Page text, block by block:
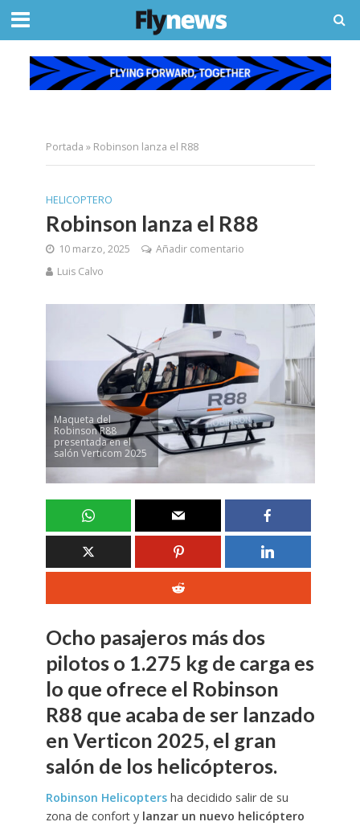
Portada » Robinson lanza el R88
HELICOPTERO
Robinson lanza el R88
10 marzo, 2025
Añadir comentario
Luis Calvo
Maqueta del
Robinson R88
presentada en el
salón Verticom 2025
Ocho pasajeros más dos
pilotos o 1.275 kg de carga es
lo que ofrece el Robinson
R88 que acaba de ser lanzado
en Verticon 2025, el gran
salón de los helicópteros.
Robinson Helicoptersha decidido salir de su
zona de confort y lanzar un nuevo helicóptero